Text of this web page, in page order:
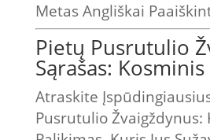
Metas Angliškai
Pietų Pusrutulio
Sąrašas:
Atraskite
Pusrutulio Žvaigždynus: